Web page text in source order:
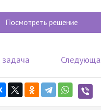
Посмотреть решение